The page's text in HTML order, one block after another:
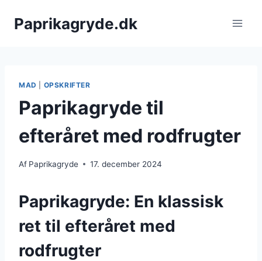
Paprikagryde.dk
MAD OPSKRIFTER
Paprikagryde til
efteråret med rodfrugter
Af Paprikagryde 17. december 2024
Paprikagryde: En klassisk
ret til efteråret med
rodfrugter